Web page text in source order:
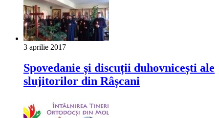
3 aprilie 2017
Spovedanie și discuții duhovnicești ale
slujitorilor din Râșcani